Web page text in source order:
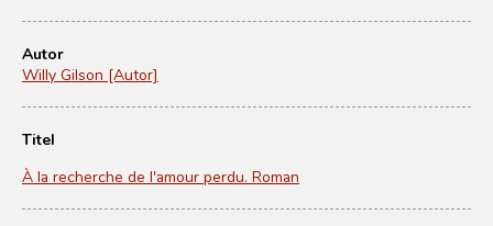
Autor
Willy Gilson [Autor]
Titel
À la recherche de l'amour perdu. Roman